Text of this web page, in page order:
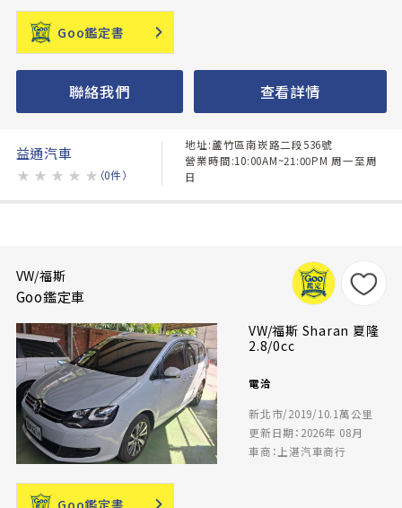
Goo鑑定書
聯絡我們 查看詳情
益通汽車
★ ★ ★ ★ ★ （0件）
地址:蘆竹區南崁路二段536號
營業時間:10:00AM~21:00PM 周一至周
日
VW/福斯
Goo鑑定車
VW/福斯 Sharan 夏隆
2.8/0cc
電洽
新北市/2019/10.1萬公里
更新日期：2026年 08月
車商：上湛汽車商行
Goo鑑定書